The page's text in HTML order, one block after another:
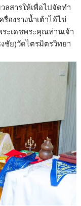
สารให้เพื่อไปจัดทำ
องรางน้ำเต้าไอ้ไข่
ะเดชพระคุณท่านเจ้า
ชัย)วัดไตรมิตรวิทยา